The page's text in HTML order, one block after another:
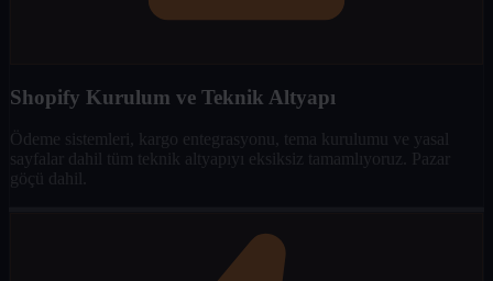
Shopify Kurulum ve Teknik Altyapı
Ödeme sistemleri, kargo entegrasyonu, tema kurulumu ve yasal
sayfalar dahil tüm teknik altyapıyı eksiksiz tamamlıyoruz. Pazar
göçü dahil.